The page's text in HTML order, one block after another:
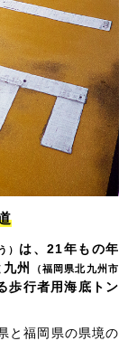
） は、21年もの年
九州
（福岡県北九州市
歩行者用海底トン
と福岡県の県境の